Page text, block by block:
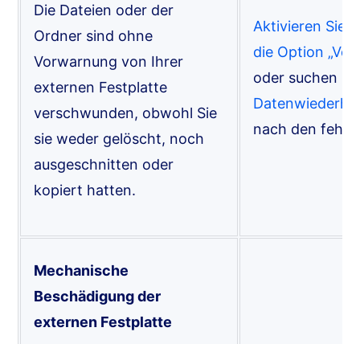
Die Dateien oder der
Ordner sind ohne
Vorwarnung von Ihrer
externen Festplatte
verschwunden, obwohl Sie
sie weder gelöscht, noch
ausgeschnitten oder
kopiert hatten.
Aktivieren Sie
die Option
oder suchen
nach den
Mechanische
Beschädigung der
externen Festplatte